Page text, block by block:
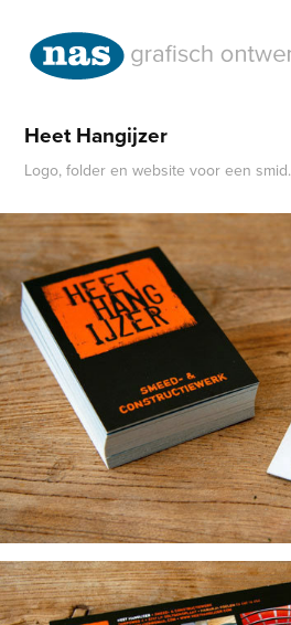
Heet Hangijzer
Logo, folder en website voor een smid.